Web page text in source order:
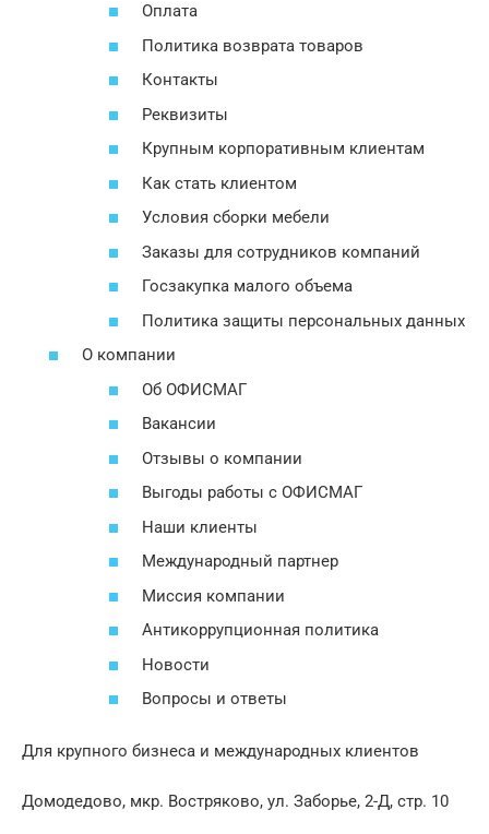
Оплата
Политика возврата товаров
Контакты
Реквизиты
Крупным корпоративным клиентам
Как стать клиентом
Условия сборки мебели
Заказы для сотрудников компаний
Госзакупка малого объема
Политика защиты персональных данных
О компании
Об ОФИСМАГ
Вакансии
Отзывы о компании
Выгоды работы с ОФИСМАГ
Наши клиенты
Международный партнер
Миссия компании
Антикоррупционная политика
Новости
Вопросы и ответы
Для крупного бизнеса и международных клиентов
Домодедово, мкр. Востряково, ул. Заборье, 2-Д, стр. 10